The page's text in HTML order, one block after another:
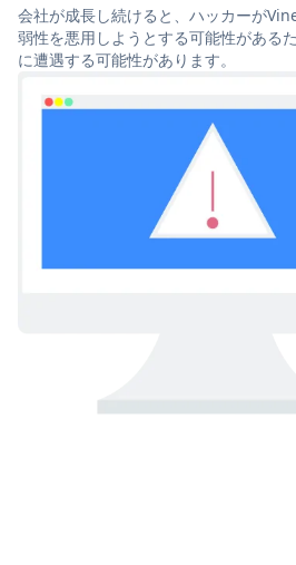
会社が成長し続けると、ハッカーが
弱性を悪用しようとする可能性がある
に遭遇する可能性があります。